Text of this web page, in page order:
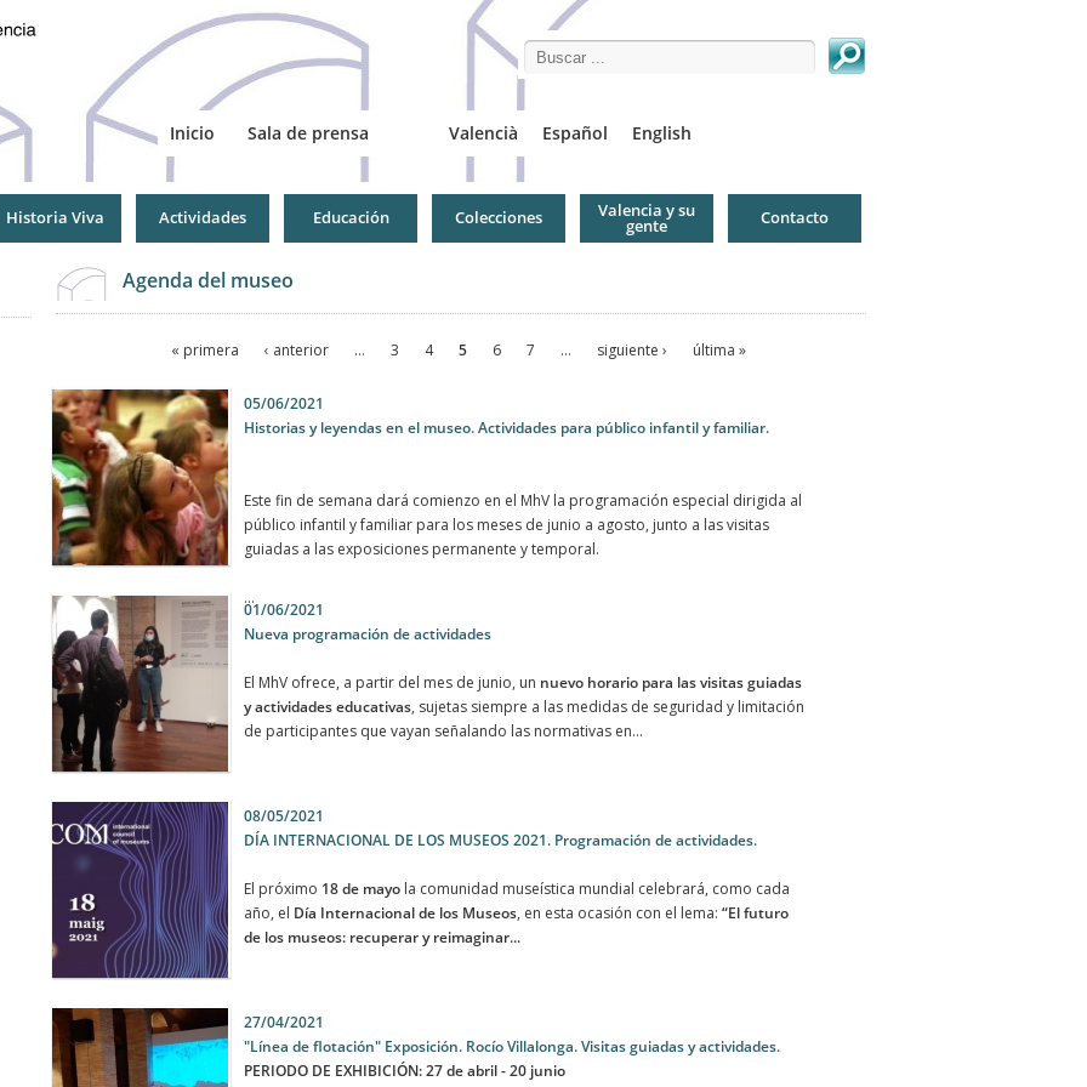
Search this site
Valencià Español English
Inicio Sala de prensa
Historia Viva Actividades Educación Colecciones Valencia y su
gente Contacto
Agenda del museo
« primera ‹ anterior … 3 4 5 6 7 … siguiente › última »
05/06/2021
Historias y leyendas en el museo. Actividades para público infantil y familiar.
Este fin de semana dará comienzo en el MhV la programación especial dirigida al
público infantil y familiar para los meses de junio a agosto, junto a las visitas
guiadas a las exposiciones permanente y temporal.
...
01/06/2021
Nueva programación de actividades
El MhV ofrece, a partir del mes de junio, un nuevo horario para las visitas guiadas
y actividades educativas, sujetas siempre a las medidas de seguridad y limitación
de participantes que vayan señalando las normativas en...
08/05/2021
DÍA INTERNACIONAL DE LOS MUSEOS 2021. Programación de actividades.
El próximo 18 de mayo la comunidad museística mundial celebrará, como cada
año, el Día Internacional de los Museos, en esta ocasión con el lema: “El futuro
de los museos: recuperar y reimaginar...
27/04/2021
"Línea de flotación" Exposición. Rocío Villalonga. Visitas guiadas y actividades.
PERIODO DE EXHIBICIÓN: 27 de abril - 20 junio
Páginas